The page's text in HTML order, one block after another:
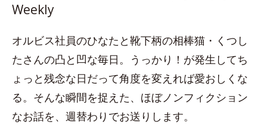
Weekly
オルビス社員のひなたと靴下柄の相棒猫・くつし
たさんの凸と凹な毎日。うっかり！が発生してち
ょっと残念な日だって角度を変えれば愛おしくな
る。そんな瞬間を捉えた、ほぼノンフィクション
なお話を、週替わりでお送りします。